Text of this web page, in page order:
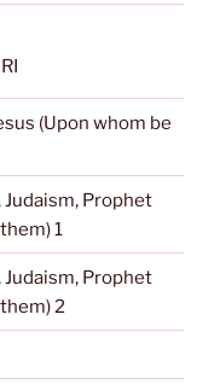
(Upon whom be
Judaism, Prophet
1
Judaism, Prophet
2